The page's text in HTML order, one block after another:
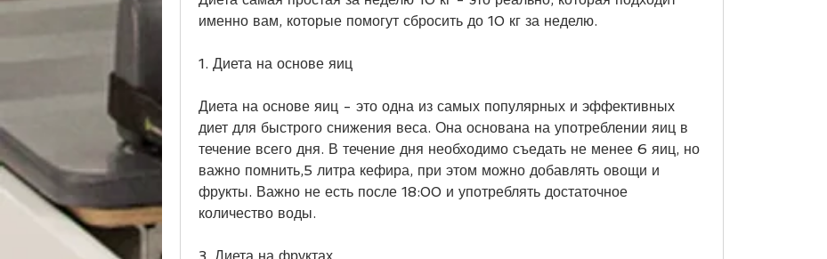
именно вам, которые помогут сбросить до 10 кг за неделю.
1. Диета на основе яиц
Диета на основе яиц - это одна из самых популярных и эффективных
диет для быстрого снижения веса. Она основана на употреблении яиц в
течение всего дня. В течение дня необходимо съедать не менее 6 яиц, но
важно помнить,5 литра кефира, при этом можно добавлять овощи и
фрукты. Важно не есть после 18:00 и употреблять достаточное
количество воды.